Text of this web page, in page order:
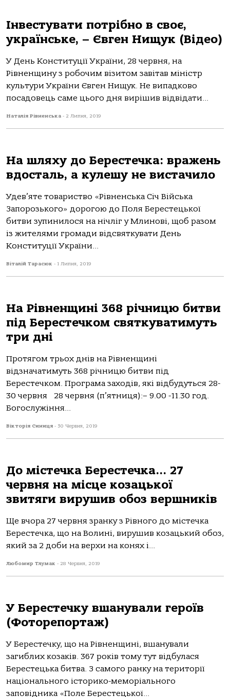
Інвестувати потрібно в своє,
українське, – Євген Нищук (Відео)
У День Конституції України, 28 червня, на
Рівненщину з робочим візитом завітав міністр
культури України Євген Нищук. Не випадково
посадовець саме цього дня вирішив відвідати...
Наталія Рівненська - 2 Липня, 2019
На шляху до Берестечка: вражень
вдосталь, а кулешу не вистачило
Удев’яте товариство «Рівненська Січ Війська
Запорозького» дорогою до Поля Берестецької
битви зупинилося на нічліг у Млинові, щоб разом
із жителями громади відсвяткувати День
Конституції України...
Віталій Тарасюк - 1 Липня, 2019
На Рівненщині 368 річницю битви
під Берестечком святкуватимуть
три дні
Протягом трьох днів на Рівненщині
відзначатимуть 368 річницю битви під
Берестечком. Програма заходів, які відбудуться 28-
30 червня 28 червня (п’ятниця):– 9.00 -11.30 год.
Богослужіння...
Вікторія Синиця - 30 Червня, 2019
До містечка Берестечка… 27
червня на місце козацької
звитяги вирушив обоз вершників
Ще вчора 27 червня зранку з Рівного до містечка
Берестечка, що на Волині, вирушив козацький обоз,
який за 2 доби на верхи на конях і...
Любомир Тлумак - 28 Червня, 2019
У Берестечку вшанували героїв
(Фоторепортаж)
У Берестечку, що на Рівненщині, вшанували
загиблих козаків. 367 років тому тут відбулася
Берестецька битва. З самого ранку на території
національного історико-меморіального
заповідника «Поле Берестецької...